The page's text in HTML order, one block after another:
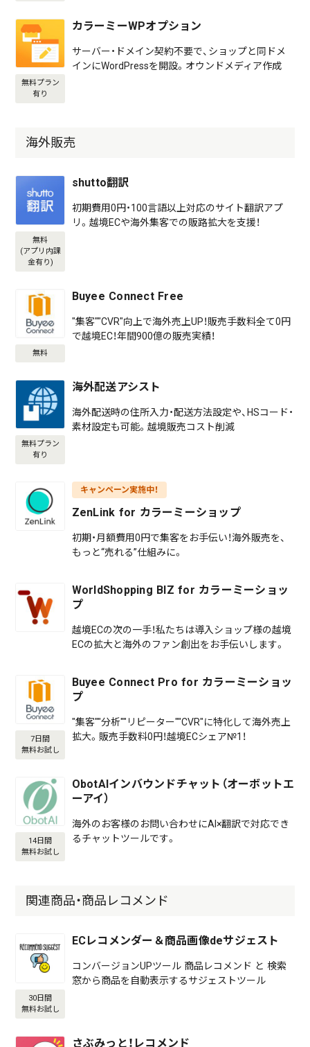
無料プラン
有り
カラーミーWPオプション
サーバー・ドメイン契約不要で、ショップと同ドメ
インにWordPressを開設。オウンドメディア作成
海外販売
無料
(アプリ内課
金有り)
shutto翻訳
初期費用0円・100言語以上対応のサイト翻訳アプ
リ。越境ECや海外集客での販路拡大を支援！
無料
Buyee Connect Free
"集客""CVR"向上で海外売上UP！販売手数料全て0円
で越境EC！年間900億の販売実績！
無料プラン
有り
海外配送アシスト
海外配送時の住所入力・配送方法設定や、HSコード・
素材設定も可能。越境販売コスト削減
キャンペーン実施中！
ZenLink for カラーミーショップ
初期・月額費用0円で集客をお手伝い！海外販売を、
もっと“売れる”仕組みに。
WorldShopping BIZ for カラーミーショッ
プ
越境ECの次の一手！私たちは導入ショップ様の越境
ECの拡大と海外のファン創出をお手伝いします。
7日間
無料お試し
Buyee Connect Pro for カラーミーショッ
プ
"集客""分析""リピーター""CVR"に特化して海外売上
拡大。販売手数料0円！越境ECシェア№1！
14日間
無料お試し
ObotAIインバウンドチャット（オーボットエ
ーアイ）
海外のお客様のお問い合わせにAI×翻訳で対応でき
るチャットツールです。
関連商品・商品レコメンド
30日間
無料お試し
ECレコメンダー＆商品画像deサジェスト
コンバージョンUPツール 商品レコメンド と 検索
窓から商品を自動表示するサジェストツール
さぶみっと！レコメンド